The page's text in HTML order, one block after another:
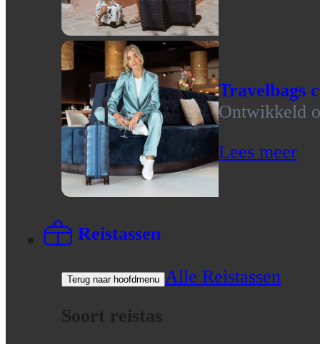
Travelbags
Ontwikkeld
Lees meer
Reistassen
Terug naar hoofdmenu
Alle Reistassen
Soort reistas